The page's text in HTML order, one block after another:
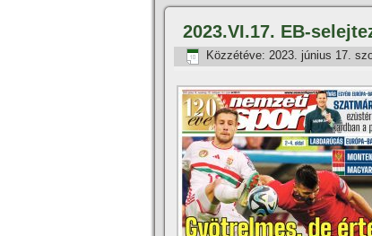
2023.VI.17. EB-
Közzétéve: 2023. június 17.